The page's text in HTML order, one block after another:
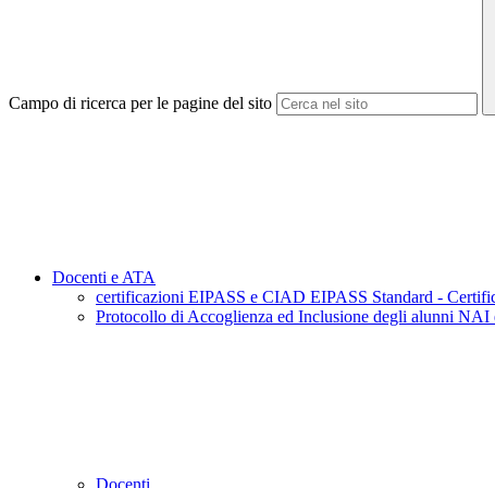
Campo di ricerca per le pagine del sito
Docenti e ATA
certificazioni EIPASS e CIAD EIPASS Standard -
Protocollo di Accoglienza ed Inclusione degli alunni NAI